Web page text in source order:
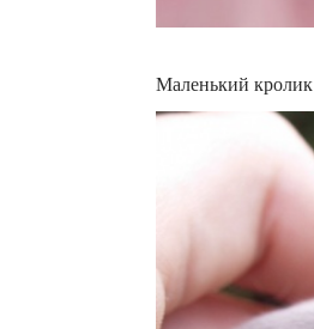
Маленький кролик